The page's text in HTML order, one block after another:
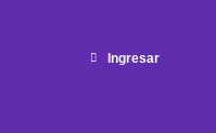
Ingresar